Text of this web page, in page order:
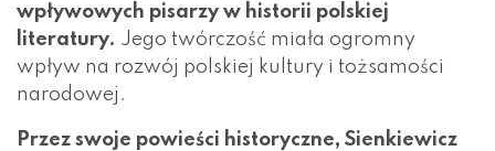
wpływowych pisarzy w historii polskiej
literatury. Jego twórczość miała ogromny
wpływ na rozwój polskiej kultury i tożsamości
narodowej.
Przez swoje powieści historyczne, Sienkiewicz